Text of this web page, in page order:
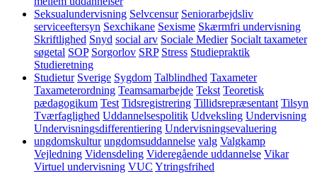
Seksualundervisning Selvcensur Seniorarbejdsliv
serviceeftersyn Sexchikane Sexisme Skærmfri undervisning
Skriftlighed Snyd social arv Sociale Medier Socialt taxameter
søgetal SOP Sorgorlov SRP Stress Studiepraktik
Studieretning
Studietur Sverige Sygdom Talblindhed Taxameter
Taxameterordning Teamsamarbejde Tekst Teoretisk
pædagogikum Test Tidsregistrering Tillidsrepræsentant Tilsyn
Tværfaglighed Uddannelsespolitik Udveksling Undervisning
Undervisningsdifferentiering Undervisningsevaluering
ungdomskultur ungdomsuddannelse valg Valgkamp
Vejledning Vidensdeling Videregående uddannelse Vikar
Virtuel undervisning VUC Ytringsfrihed